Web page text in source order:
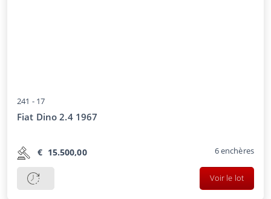
241 - 17
Fiat Dino 2.4 1967
€ 15.500,00 6enchères
Voir le lot